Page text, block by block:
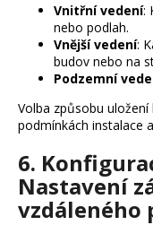
Vnitřní vedení:
nebo podlah.
Vnější vedení:
budov nebo na
Podzemní
Volba způsobu
podmínkách instalace
6.
Nastavení
vzdáleného